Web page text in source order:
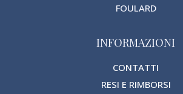
FOULARD
INFORMAZIONI
CONTATTI
RESI E RIMBORSI